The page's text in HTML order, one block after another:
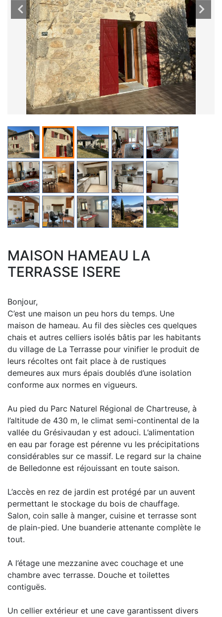
MAISON HAMEAU LA
TERRASSE ISERE
Bonjour,
C’est une maison un peu hors du temps. Une
maison de hameau. Au fil des siècles ces quelques
chais et autres celliers isolés bâtis par les habitants
du village de La Terrasse pour vinifier le produit de
leurs récoltes ont fait place à de rustiques
demeures aux murs épais doublés d’une isolation
conforme aux normes en vigueurs.
Au pied du Parc Naturel Régional de Chartreuse, à
l’altitude de 430 m, le climat semi-continental de la
vallée du Grésivaudan y est adouci. L’alimentation
en eau par forage est pérenne vu les précipitations
considérables sur ce massif. Le regard sur la chaine
de Belledonne est réjouissant en toute saison.
L’accès en rez de jardin est protégé par un auvent
permettant le stockage du bois de chauffage.
Salon, coin salle à manger, cuisine et terrasse sont
de plain-pied. Une buanderie attenante complète le
tout.
A l’étage une mezzanine avec couchage et une
chambre avec terrasse. Douche et toilettes
contiguës.
Un cellier extérieur et une cave garantissent divers